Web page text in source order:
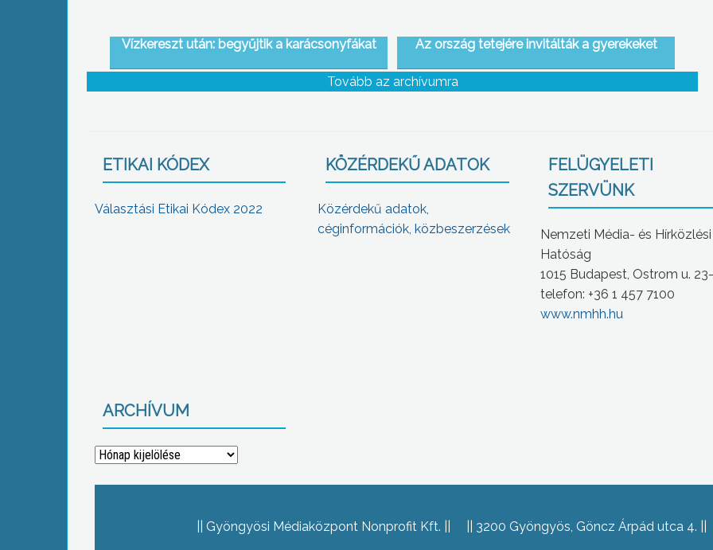
Vízkereszt után: begyűjtik a karácsonyfákat Az ország tetejére invitálták a gyerekeket
Tovább az archívumra
ETIKAI KÓDEX
Választási Etikai Kódex 2022
KÖZÉRDEKŰ ADATOK
Közérdekű adatok,
céginformációk, közbeszerzések
FELÜGYELETI
SZERVÜNK
Nemzeti Média- és Hírközlési
Hatóság
1015 Budapest, Ostrom u.
telefon: +36 1 457 7100
www.nmhh.hu
ARCHÍVUM
Archívum
Gyöngyösi Médiaközpont Nonprofit Kft. 3200 Gyöngyös, Göncz Árpád utca 4.